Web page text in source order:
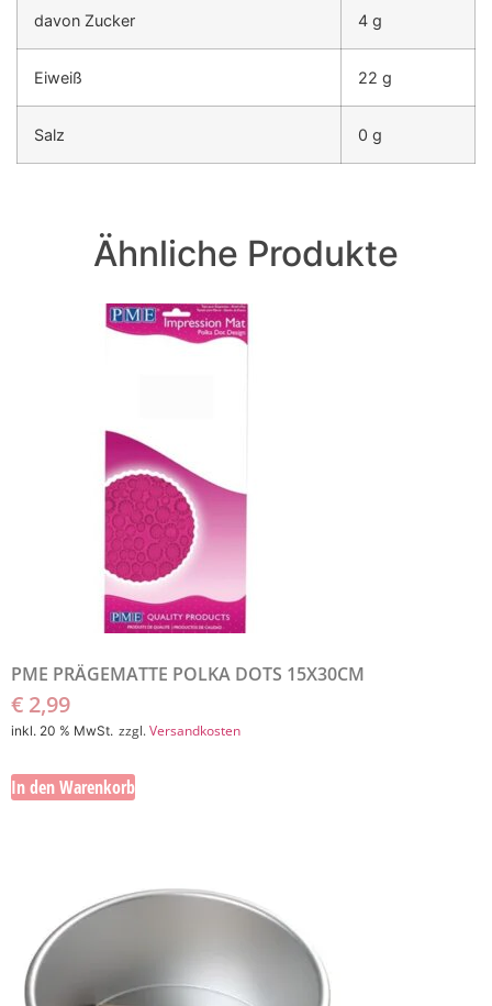
davon Zucker 4 g
Eiweiß 22 g
Salz 0 g
Ähnliche Produkte
PME PRÄGEMATTE POLKA DOTS 15X30CM
€ 2,99
inkl. 20 % MwSt. zzgl.Versandkosten
In den Warenkorb